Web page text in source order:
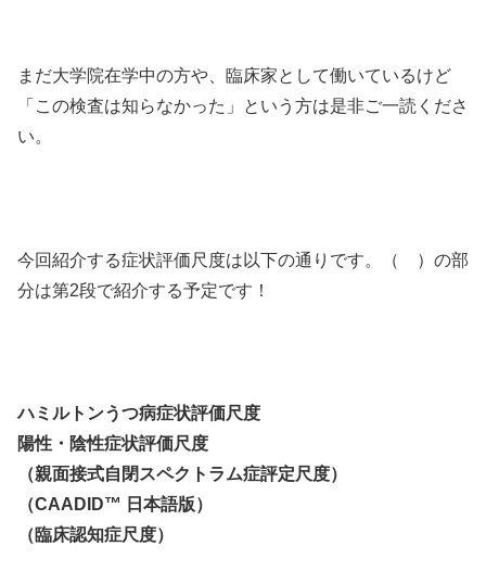
まだ大学院在学中の方や、臨床家として働いているけど
「この検査は知らなかった」という方は是非ご一読くださ
い。
今回紹介する症状評価尺度は以下の通りです。（ ）の部
分は第2段で紹介する予定です！
ハミルトンうつ病症状評価尺度
陽性・陰性症状評価尺度
（親面接式自閉スペクトラム症評定尺度）
（CAADID™ 日本語版）
（臨床認知症尺度）